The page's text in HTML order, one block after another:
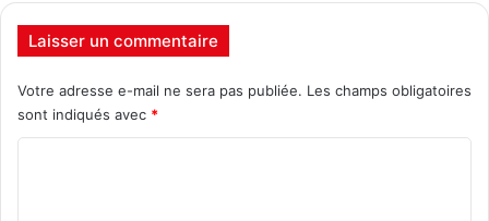
Laisser un commentaire
Votre adresse e-mail ne sera pas publiée. Les champs obligatoires
sont indiqués avec *